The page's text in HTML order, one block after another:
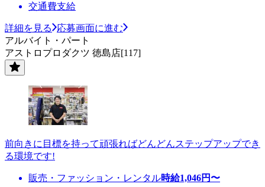
交通費支給
詳細を見る
応募画面に進む
アルバイト・パート
アストロプロダクツ 徳島店[117]
前向きに目標を持って頑張ればどんどんステップアップでき
る環境です!
販売・ファッション・レンタル時給1,046円〜